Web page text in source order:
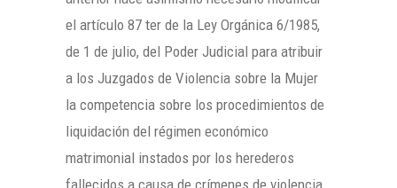
el artículo 87 ter de la Ley Orgánica 6/1985,
de 1 de julio, del Poder Judicial para atribuir
a los Juzgados de Violencia sobre la Mujer
la competencia sobre los procedimientos de
liquidación del régimen económico
matrimonial instados por los herederos
fallecidos a causa de crímenes de violencia